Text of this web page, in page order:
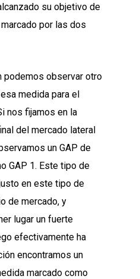
su objetivo de
por las dos
podemos observar otro
medida para el
nos fijamos en la
del mercado lateral
un GAP de
GAP 1. Este tipo de
en este tipo de
de mercado, y
lugar un fuerte
efectivamente ha
encontramos un
marcado como